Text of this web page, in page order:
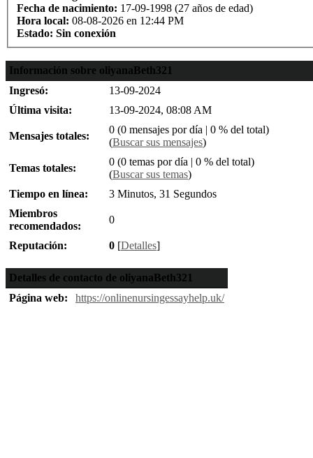
Fecha de nacimiento: 17-09-1998 (27 años de edad)
Hora local: 08-08-2026 en 12:44 PM
Estado: Sin conexión
Información sobre oliyanaBeth321
Ingresó:
13-09-2024
Última visita:
13-09-2024, 08:08 AM
Mensajes totales:
0 (0 mensajes por día | 0 % del total)
(Buscar sus mensajes)
Temas totales:
0 (0 temas por día | 0 % del total)
(Buscar sus temas)
Tiempo en línea:
3 Minutos, 31 Segundos
Miembros
recomendados:
0
Reputación: 0 [Detalles]
Detalles de contacto de oliyanaBeth321
Página web:
https://onlinenursingessayhelp.uk/